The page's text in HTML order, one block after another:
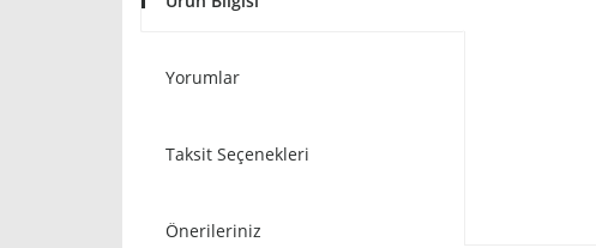
Yorumlar
Taksit Seçenekleri
Önerileriniz